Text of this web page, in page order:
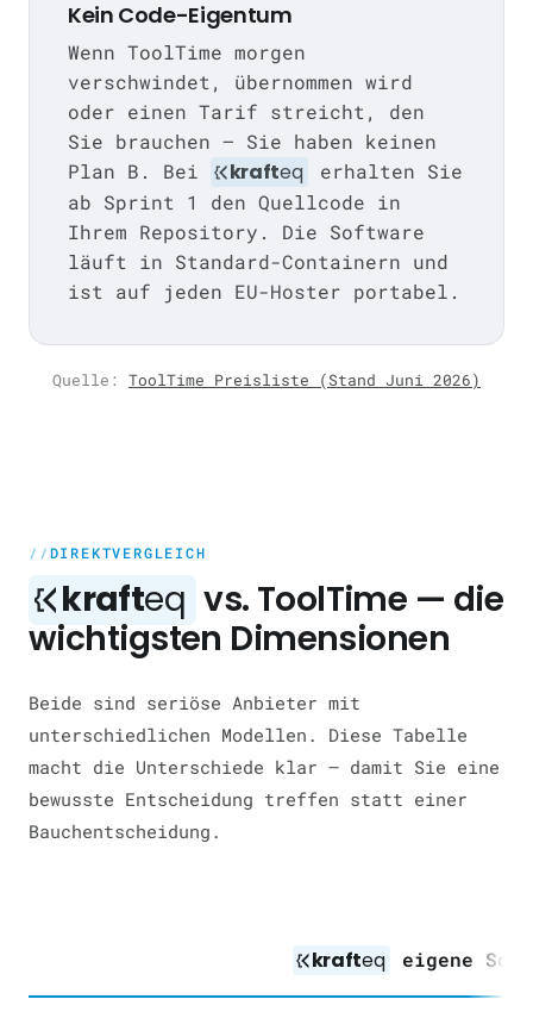
Kein Code-Eigentum
Wenn ToolTime morgen
verschwindet, übernommen wird
oder einen Tarif streicht, den
Sie brauchen — Sie haben keinen
Plan B. Bei
krafteq
erhalten Sie
ab Sprint 1 den Quellcode in
Ihrem Repository. Die Software
läuft in Standard-Containern und
ist auf jeden EU-Hoster portabel.
Quelle: ToolTime Preisliste (Stand Juni 2026)
DIREKTVERGLEICH
krafteq vs. ToolTime — die
wichtigsten Dimensionen
Beide sind seriöse Anbieter mit
unterschiedlichen Modellen. Diese Tabelle
macht die Unterschiede klar — damit Sie eine
bewusste Entscheidung treffen statt einer
Bauchentscheidung.
krafteq eigene